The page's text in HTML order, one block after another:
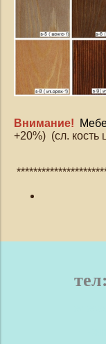
Внимание!
+20%) (сл. кость